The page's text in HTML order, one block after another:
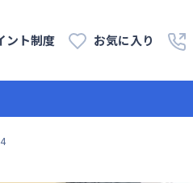
ント制度 お気に入り